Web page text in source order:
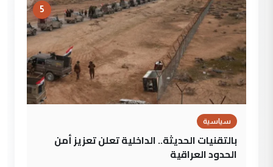
5
سياسية
بالتقنيات الحديثة.. الداخلية تعلن تعزيز أمن
الحدود العراقية